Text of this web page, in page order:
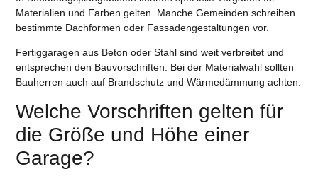
Materialien und Farben gelten. Manche Gemeinden schreiben
bestimmte Dachformen oder Fassadengestaltungen vor.
Fertiggaragen aus Beton oder Stahl sind weit verbreitet und
entsprechen den Bauvorschriften. Bei der Materialwahl sollten
Bauherren auch auf Brandschutz und Wärmedämmung achten.
Welche Vorschriften gelten für
die Größe und Höhe einer
Garage?